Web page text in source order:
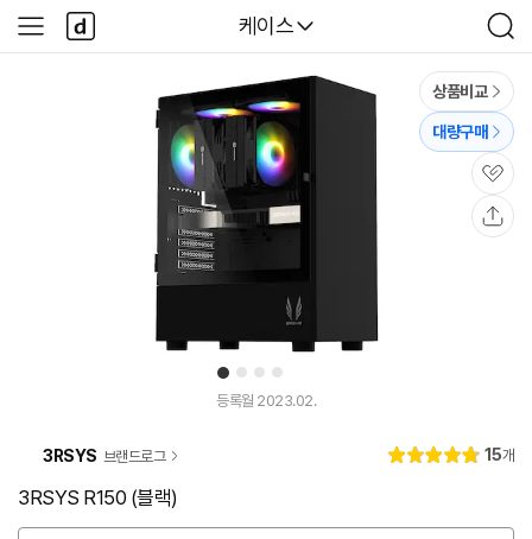
다나와
케이스
검
색
사
이
다
나
와
1 2 3 4
튜
상품비교
대량구매
관
심
등록월 2023.02.
3RSYS 브랜드로그
별
4.
리
15개
3RSYS R150 (블랙)